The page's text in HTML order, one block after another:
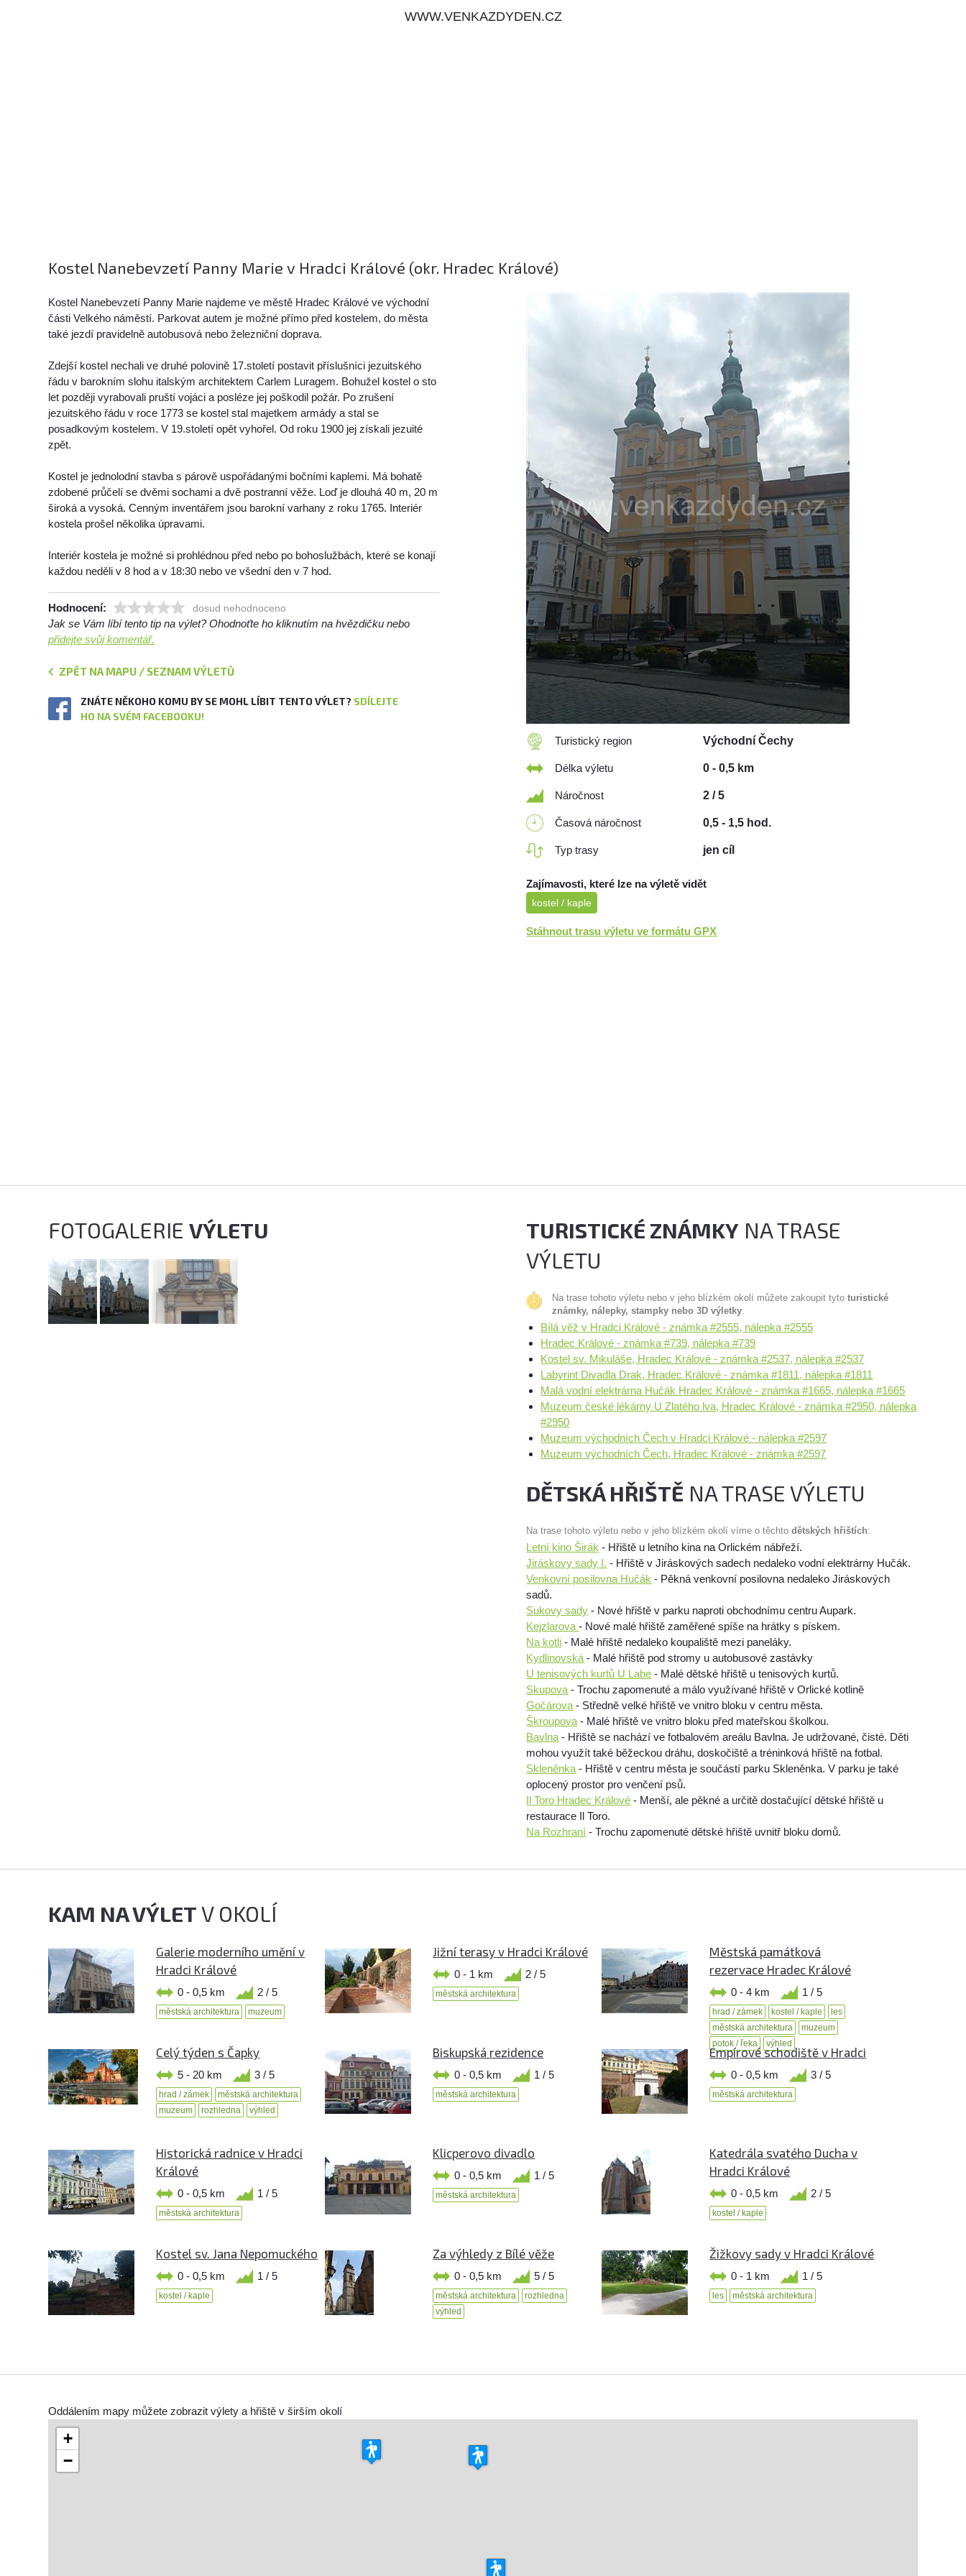
WWW.VENKAZDYDEN.CZ
Kostel Nanebevzetí Panny Marie v Hradci Králové (okr. Hradec Králové)
Kostel Nanebevzetí Panny Marie najdeme ve městě Hradec Králové ve východní
části Velkého náměstí. Parkovat autem je možné přímo před kostelem, do města
také jezdí pravidelně autobusová nebo železniční doprava.
Zdejší kostel nechali ve druhé polovině 17.století postavit příslušníci jezuitského
řádu v barokním slohu italským architektem Carlem Luragem. Bohužel kostel o sto
let později vyrabovali pruští vojáci a posléze jej poškodil požár. Po zrušení
jezuitského řádu v roce 1773 se kostel stal majetkem armády a stal se
posadkovým kostelem. V 19.století opět vyhořel. Od roku 1900 jej získali jezuité
zpět.
Kostel je jednolodní stavba s párově uspořádanými bočními kaplemi. Má bohatě
zdobené průčelí se dvěmi sochami a dvě postranní věže. Loď je dlouhá 40 m, 20 m
široká a vysoká. Cenným inventářem jsou barokní varhany z roku 1765. Interiér
kostela prošel několika úpravami.
Interiér kostela je možné si prohlédnou před nebo po bohoslužbách, které se konají
každou neděli v 8 hod a v 18:30 nebo ve všední den v 7 hod.
Hodnocení: dosud nehodnoceno
Jak se Vám líbí tento tip na výlet? Ohodnoťte ho kliknutím na hvězdičku nebo
přidejte svůj komentář.
ZPĚT NA MAPU / SEZNAM VÝLETŮ
ZNÁTE NĚKOHO KOMU BY SE MOHL LÍBIT TENTO VÝLET? SDÍLEJTE
HO NA SVÉM FACEBOOKU!
Turistický region
Východní Čechy
Délka výletu 0 - 0,5 km
Náročnost 2 / 5
Časová náročnost 0,5 - 1,5 hod.
Typ trasy jen cíl
Zajímavosti, které lze na výletě vidět
kostel / kaple
Stáhnout trasu výletu ve formátu GPX
FOTOGALERIEVÝLETU TURISTICKÉ ZNÁMKY NA TRASE
VÝLETU
Na trase tohoto výletu nebo v jeho blízkém okolí můžete zakoupit tytoturistické
známky, nálepky, stampky nebo 3D výletky:
Bílá věž v Hradci Králové - známka #2555, nálepka #2555
Hradec Králové - známka #739, nálepka #739
Kostel sv. Mikuláše, Hradec Králové - známka #2537, nálepka #2537
Labyrint Divadla Drak, Hradec Králové - známka #1811, nálepka #1811
Malá vodní elektrárna Hučák Hradec Králové - známka #1665, nálepka #1665
Muzeum české lékárny U Zlatého lva, Hradec Králové - známka #2950, nálepka
#2950
Muzeum východních Čech v Hradci Králové - nálepka #2597
Muzeum východních Čech, Hradec Králové - známka #2597
DĚTSKÁ HŘIŠTĚ NA TRASE VÝLETU
Na trase tohoto výletu nebo v jeho blízkém okolí víme o těchtodětských hřištích:
Letní kino Širák - Hřiště u letního kina na Orlickém nábřeží.
Jiráskovy sady I. - Hřiště v Jiráskových sadech nedaleko vodní elektrárny Hučák.
Venkovní posilovna Hučák - Pěkná venkovní posilovna nedaleko Jiráskových
sadů.
Sukovy sady - Nové hřiště v parku naproti obchodnímu centru Aupark.
Kejzlarova- Nové malé hřiště zaměřené spíše na hrátky s pískem.
Na kotli - Malé hřiště nedaleko koupaliště mezi paneláky.
Kydlinovská - Malé hřiště pod stromy u autobusové zastávky
U tenisových kurtů U Labe - Malé dětské hřiště u tenisových kurtů.
Skupova - Trochu zapomenuté a málo využívané hřiště v Orlické kotlině
Gočárova - Středně velké hřiště ve vnitro bloku v centru města.
Škroupova - Malé hřiště ve vnitro bloku před mateřskou školkou.
Bavlna - Hřiště se nachází ve fotbalovém areálu Bavlna. Je udržované, čisté. Děti
mohou využít také běžeckou dráhu, doskočiště a tréninková hřiště na fotbal.
Skleněnka - Hřiště v centru města je součástí parku Skleněnka. V parku je také
oplocený prostor pro venčení psů.
Il Toro Hradec Králové - Menší, ale pěkné a určitě dostačující dětské hřiště u
restaurace Il Toro.
Na Rozhraní - Trochu zapomenuté dětské hřiště uvnitř bloku domů.
KAM NA VÝLETV OKOLÍ
Galerie moderního umění v
Hradci Králové
0 - 0,5 km 2 / 5
městská architektura muzeum
Jižní terasy v Hradci Králové
0 - 1 km 2 / 5
městská architektura
Městská památková
rezervace Hradec Králové
0 - 4 km 1 / 5
hrad / zámek kostel / kaple
les
městská architektura
muzeum
potok / řeka
výhled
Celý týden s Čapky
5 - 20 km 3 / 5
hrad / zámek
městská architektura
muzeum
rozhledna výhled
Biskupská rezidence
0 - 0,5 km 1 / 5
městská architektura
Empírové schodiště v Hradci
0 - 0,5 km 3 / 5
městská architektura
Historická radnice v Hradci
Králové
0 - 0,5 km 1 / 5
městská architektura
Klicperovo divadlo
0 - 0,5 km 1 / 5
městská architektura
Katedrála svatého Ducha v
Hradci Králové
0 - 0,5 km 2 / 5
kostel / kaple
Kostel sv. Jana Nepomuckého
0 - 0,5 km 1 / 5
kostel / kaple
Za výhledy z Bílé věže
0 - 0,5 km 5 / 5
městská architektura
rozhledna
výhled
Žižkovy sady v Hradci Králové
0 - 1 km 1 / 5
les městská architektura
Oddálením mapy můžete zobrazit výlety a hřiště v širším okolí
+
−